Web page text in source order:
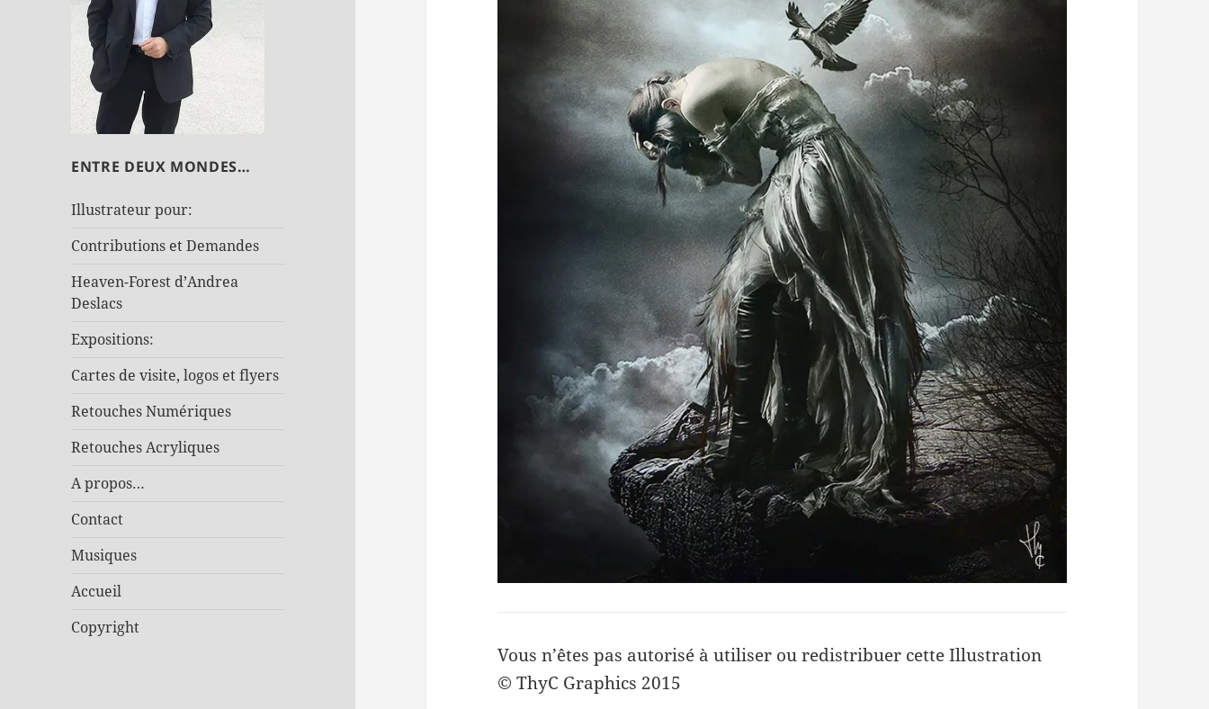
ENTRE DEUX MONDES…
Illustrateur pour:
Contributions et Demandes
Heaven-Forest d’Andrea
Deslacs
Expositions:
Cartes de visite, logos et flyers
Retouches Numériques
Retouches Acryliques
A propos…
Contact
Musiques
Accueil
Copyright
Vous n’êtes pas autorisé à utiliser ou redistribuer cette Illustration
© ThyC Graphics 2015